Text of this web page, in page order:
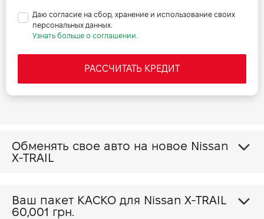
Даю согласие на сбор, хранение и использование своих
персональных данных.
Узнать больше о соглашении.
РАССЧИТАТЬ КРЕДИТ
Обменять свое авто на новое Nissan
X-TRAIL
Ваш пакет КАСКО для Nissan X-TRAIL
60,001 грн.